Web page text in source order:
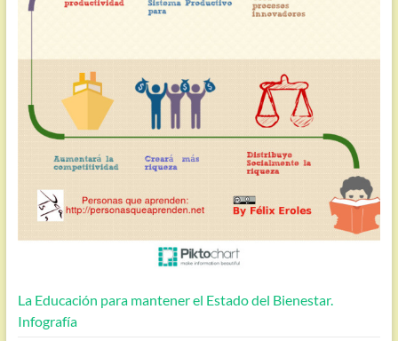
La Educación para mantener el Estado del Bienestar.
Infografía